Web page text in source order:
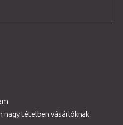
nagy tételben vásárlóknak